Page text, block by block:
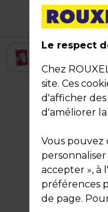
Le respect
Chez
site. Ces
d'afficher
d'améliorer
Vous pouvez
accepter », à
préférences
de page.